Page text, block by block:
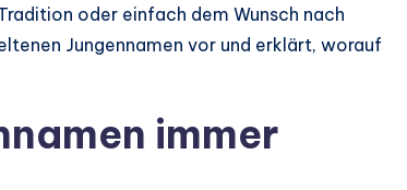
oder einfach dem Wunsch nach
Jungennamen vor und erklärt, worauf
immer